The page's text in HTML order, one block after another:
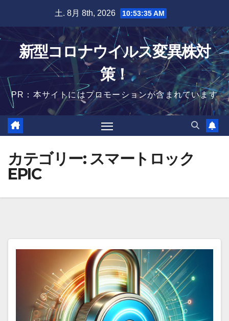
content
土. 8月 8th, 2026 10:53:36 AM
新型コロナウイルス変異株対
策！
PR：本サイトにはプロモーションが含まれています
カテゴリー: スマートロック
EPIC